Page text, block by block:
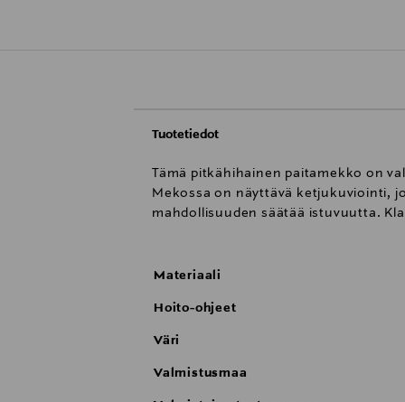
Tuotetiedot
Tämä pitkähihainen paitamekko on
Mekossa on näyttävä ketjukuviointi,
mahdollisuuden säätää istuvuutta.
Materiaali
Hoito-ohjeet
Väri
Valmistusmaa